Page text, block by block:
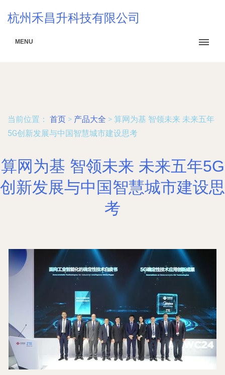
杭州禾昌升科技有限公司
MENU
当前位置： 首页 > 产品大全 > 算网为基 智领未来 未来五年
5G创新发展与中国智慧城市建设思考
算网为基 智领未来 未来五年5G
创新发展与中国智慧城市建设思
考